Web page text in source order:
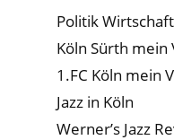
Politik
Köln Sürth mein
1.FC Köln mein
Jazz in Köln
Werner’s Jazz